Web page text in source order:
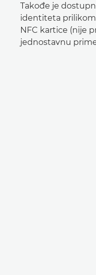
Takođe je
identiteta prilikom
NFC kartice (nije
jednostavnu